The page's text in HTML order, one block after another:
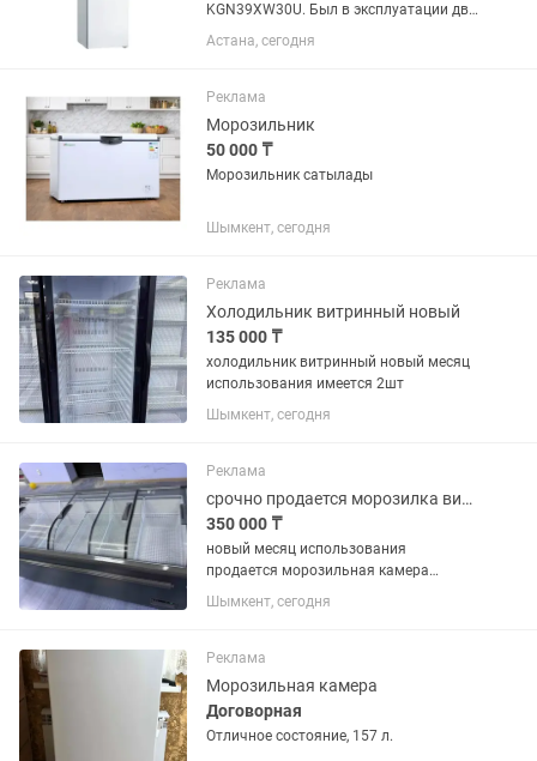
KGN39XW30U. Был в эксплуатации два
года. Состояние отличное, есть запах.
Остался выключенным с мясом
клинингом. Новый стоит 525...
Астана, сегодня
Реклама
Морозильник
50 000 ₸
Морозильник сатылады
Шымкент, сегодня
Реклама
Холодильник витринный новый
135 000 ₸
холодильник витринный новый месяц
использования имеется 2шт
Шымкент, сегодня
Реклама
срочно продается морозилка витринный
350 000 ₸
новый месяц использования
продается морозильная камера
большой
Шымкент, сегодня
Реклама
Морозильная камера
Договорная
Отличное состояние, 157 л.